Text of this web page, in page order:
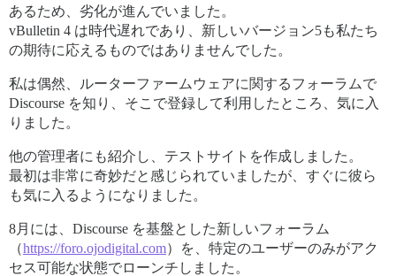
あるため、劣化が進んでいました。
vBulletin 4 は時代遅れであり、新しいバージョン5も私たち
の期待に応えるものではありませんでした。
私は偶然、ルーターファームウェアに関するフォーラムで
Discourse を知り、そこで登録して利用したところ、気に入
りました。
他の管理者にも紹介し、テストサイトを作成しました。
最初は非常に奇妙だと感じられていましたが、すぐに彼ら
も気に入るようになりました。
8月には、Discourse を基盤とした新しいフォーラム
（https://foro.ojodigital.com）を、特定のユーザーのみがアク
セス可能な状態でローンチしました。